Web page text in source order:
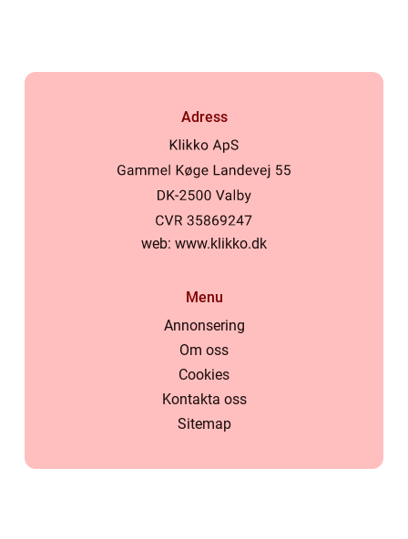
Adress
web: www.klikko.dk
Menu
Annonsering
Om oss
Cookies
Kontakta oss
Sitemap